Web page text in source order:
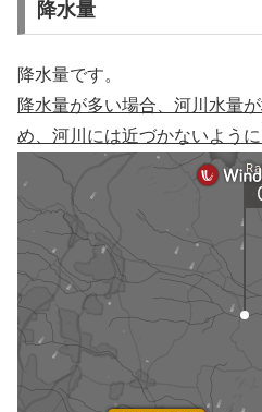
降水量
降水量です。
降水量が多い場合、河川水量
め、河川には近づかないように